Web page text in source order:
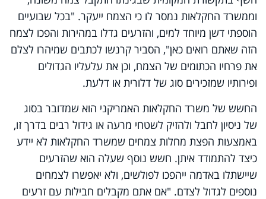
וממשרד החקלאות נמסר לו כי הצמח ייעקר. "בכל שבועיים
הוספתי דשן מיוחד למים, והזרעים גדלו במהירות והפכו לצמח
הזה שאתם רואים כאן", הסביר קרנשו לכתבים שמיהרו לצלם
את פרחיו הכתומים של הצמח, וכן את עלעליו הגדולים
ופירותיו שמזכירים סוג של דלורית או דלעת.
החשש של משרד החקלאות האמריקני הוא שמדובר בסוג
של ניסיון לחבל ולהזיק לשטחי מרעה או גידול רבים בדרך זו,
באמצעות הפצת מחלות צמחים שמשרד החקלאות לא יידע
כיצד להתמודד איתן. חשש נוסף שעלה הוא שהזרעים
שיישתלו באדמה ייהפכו לפולשים, ולא יאפשרו לצמחים
נוספים לגדול לצדם. "אם אתם מקבלים חבילות עם זרעים